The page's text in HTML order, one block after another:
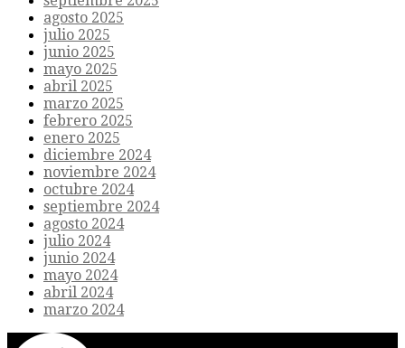
agosto 2025
julio 2025
junio 2025
mayo 2025
abril 2025
marzo 2025
febrero 2025
enero 2025
diciembre 2024
noviembre 2024
octubre 2024
septiembre 2024
agosto 2024
julio 2024
junio 2024
mayo 2024
abril 2024
marzo 2024